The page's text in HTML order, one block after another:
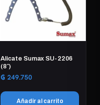
Alicate Sumax SU-2206
(8″)
₲ 249.750
Añadir al carrito